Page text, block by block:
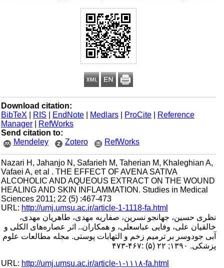
Download citation:
BibTeX
| RIS |EndNote |Medlars |ProCite |Reference
Manager
|RefWorks
Send citation to:
Mendeley
Zotero RefWorks
Nazari H, Jahanjo N, Safarieh M, Taherian M, Khaleghian A,
Vafaei A, et al . THE EFFECT OF AVENA SATIVA
ALCOHOLIC AND AQUEOUS EXTRACT ON THE WOUND
HEALING AND SKIN INFLAMMATION. Studies in Medical
Sciences 2011; 22 (5) :467-473
URL:http://umj.umsu.ac.ir/article-1-1118-fa.html
نظری حسین، جهانجو نسرین، صفاریه مهدی، طاهریان مهدی،
خالقیان علی، وفایی عباسعلی، و همکاران.. اثر عصاره‌های الکلی و
آبی جودوسر بر ترمیم زخم و التهابات پوستی. مجله مطالعات علوم
پزشکی. ۱۳۹۰; ۲۲ (۵) :۴۶۷-۴۷۳
URL:http://umj.umsu.ac.ir/article-۱-۱۱۱۸-fa.html